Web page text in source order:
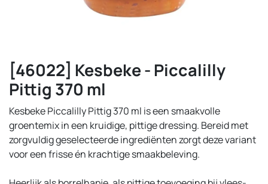
[46022] Kesbeke - Piccalilly
Pittig 370 ml
Kesbeke Piccalilly Pittig 370 ml is een smaakvolle
groentemix in een kruidige, pittige dressing. Bereid met
zorgvuldig geselecteerde ingrediënten zorgt deze variant
voor een frisse én krachtige smaakbeleving.